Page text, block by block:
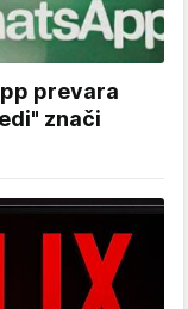
prevara
znači